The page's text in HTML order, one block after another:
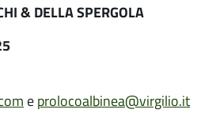
& DELLA SPERGOLA
e prolocoalbinea@virgilio.it